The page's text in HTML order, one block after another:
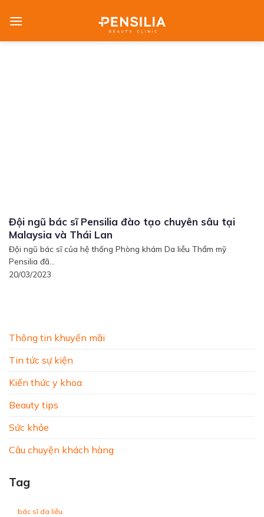
Thông tin khuyến mãi
Tin tức sự kiện
Kiến thức y khoa
Beauty tips
Sức khỏe
Câu chuyện khách hàng
Tag
bác sĩ da liễu
Đội ngũ bác sĩ Pensilia đào tạo chuyên sâu tại
Malaysia và Thái Lan
Đội ngũ bác sĩ của hệ thống Phòng khám Da liễu Thẩm mỹ
Pensilia đã...
20/03/2023